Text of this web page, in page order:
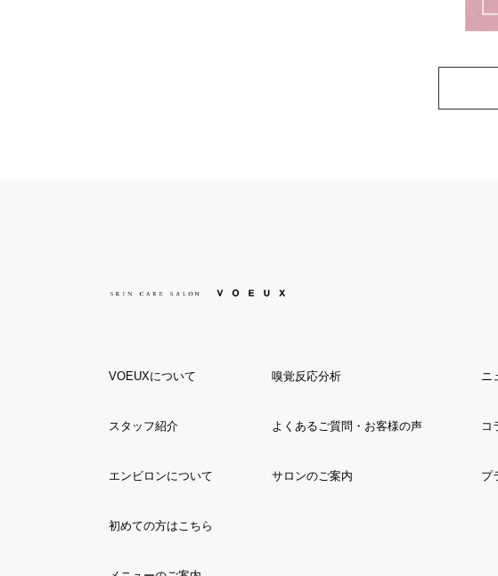
VOEUXについて
スタッフ紹介
エンビロンについて
初めての方はこちら
嗅覚反応分析
よくあるご質問・お客様の声
サロンのご案内
ニ
コ
プ